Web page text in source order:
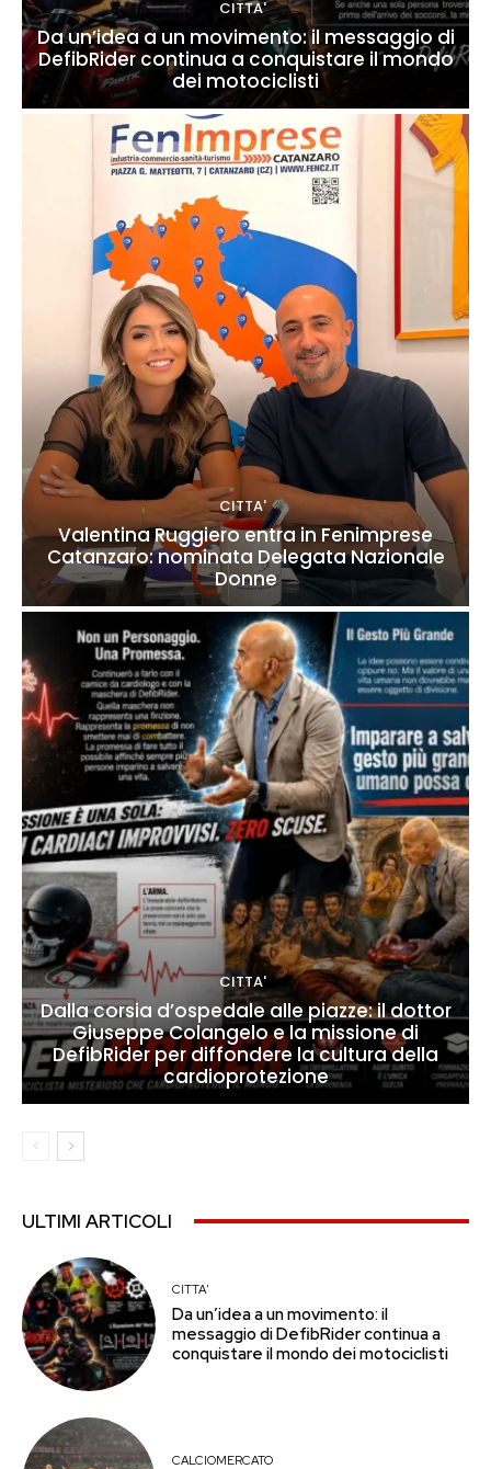
CITTA'
Da un’idea a un movimento: il messaggio di
DefibRider continua a conquistare il mondo
dei motociclisti
CITTA'
Valentina Ruggiero entra in Fenimprese
Catanzaro: nominata Delegata Nazionale
Donne
CITTA'
Dalla corsia d’ospedale alle piazze: il dottor
Giuseppe Colangelo e la missione di
DefibRider per diffondere la cultura della
cardioprotezione
ULTIMI ARTICOLI
CITTA'
Da un’idea a un movimento: il
messaggio di DefibRider continua a
conquistare il mondo dei motociclisti
CALCIOMERCATO